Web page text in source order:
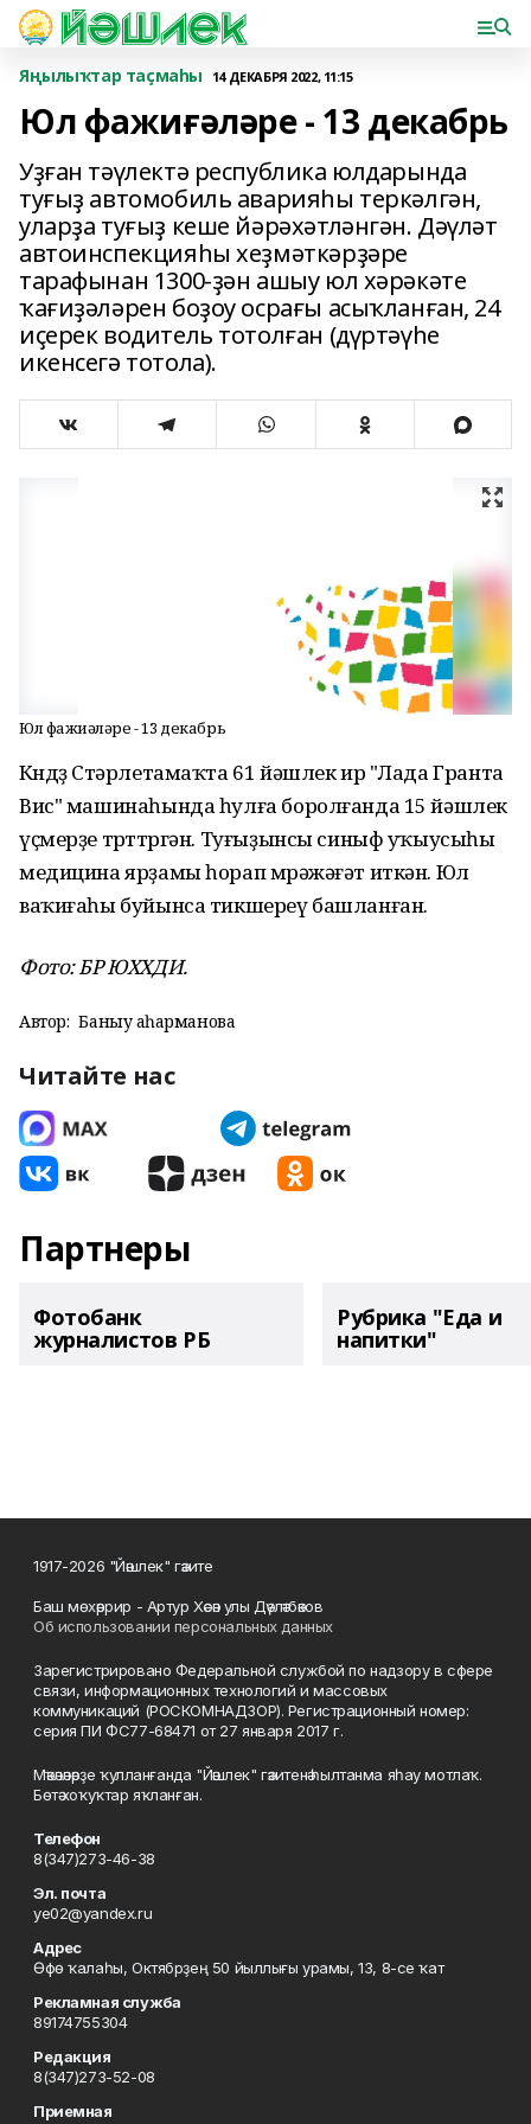
Яңылыҡтар таҫмаһы 14 ДЕКАБРЯ 2022, 11:15
Юл фажиғәләре - 13 декабрь
Уҙған тәүлектә республика юлдарында
туғыҙ автомобиль аварияһы теркәлгән,
уларҙа туғыҙ кеше йәрәхәтләнгән. Дәүләт
автоинспекцияһы хеҙмәткәрҙәре
тарафынан 1300-ҙән ашыу юл хәрәкәте
ҡағиҙәләрен боҙоу осрағы асыҡланған, 24
иҫерек водитель тотолған (дүртәүһе
икенсегә тотола).
Юл фажиғәләре - 13 декабрь
Көндөҙ Стәрлетамаҡта 61 йәшлек ир "Лада Гранта
Вис" машинаһында һулға боролғанда 15 йәшлек
үҫмерҙе төрттөргән. Туғыҙынсы синыф уҡыусыһы
медицина ярҙамы һорап мөрәжәғәт иткән. Юл
ваҡиғаһы буйынса тикшереү башланған.
Фото: БР ЮХХДИ.
Автор: Баныу Ҡаһарманова
Читайте нас
Партнеры
Фотобанк
журналистов РБ
Рубрика "Еда и
напитки"
1917-2026 "Йәшлек" гәзите
Баш мөхәррир - Артур Хәсән улы Дәүләтбәков
Об использовании персональных данных
Зарегистрировано Федеральной службой по надзору в сфере
связи, информационных технологий и массовых
коммуникаций (РОСКОМНАДЗОР). Регистрационный номер:
серия ПИ ФС77-68471 от 27 января 2017 г.
Мәҡәләләрҙе ҡулланғанда "Йәшлек" гәзитенә һылтанма яһау мотлаҡ.
Бөтә хоҡуҡтар яҡланған.
Телефон
8(347)273-46-38
Эл. почта
ye02@yandex.ru
Адрес
Өфө ҡалаһы, Октябрҙең 50 йыллығы урамы, 13, 8-се ҡат
Рекламная служба
89174755304
Редакция
8(347)273-52-08
Приемная